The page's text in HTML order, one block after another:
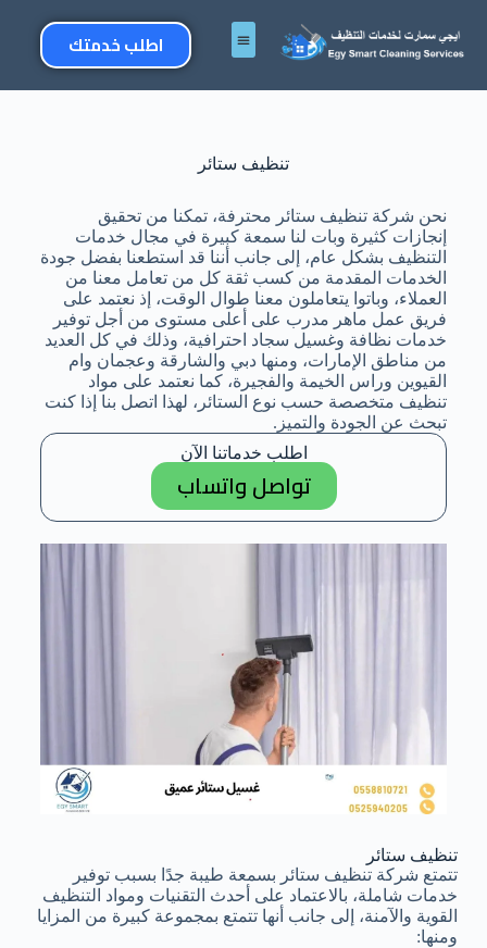
اطلب خدمتك
تنظيف ستائر
نحن شركة تنظيف ستائر محترفة، تمكنا من تحقيق
إنجازات كثيرة وبات لنا سمعة كبيرة في مجال خدمات
التنظيف بشكل عام، إلى جانب أننا قد استطعنا بفضل جودة
الخدمات المقدمة من كسب ثقة كل من تعامل معنا من
العملاء، وباتوا يتعاملون معنا طوال الوقت، إذ نعتمد على
فريق عمل ماهر مدرب على أعلى مستوى من أجل توفير
خدمات نظافة وغسيل سجاد احترافية، وذلك في كل العديد
من مناطق الإمارات، ومنها دبي والشارقة وعجمان وام
القيوين وراس الخيمة والفجيرة، كما نعتمد على مواد
تنظيف متخصصة حسب نوع الستائر، لهذا اتصل بنا إذا كنت
تبحث عن الجودة والتميز.
اطلب خدماتنا الآن
تواصل واتساب
تنظيف ستائر
تتمتع شركة تنظيف ستائر بسمعة طيبة جدًا بسبب توفير
خدمات شاملة، بالاعتماد على أحدث التقنيات ومواد التنظيف
القوية والآمنة، إلى جانب أنها تتمتع بمجموعة كبيرة من المزايا
ومنها: